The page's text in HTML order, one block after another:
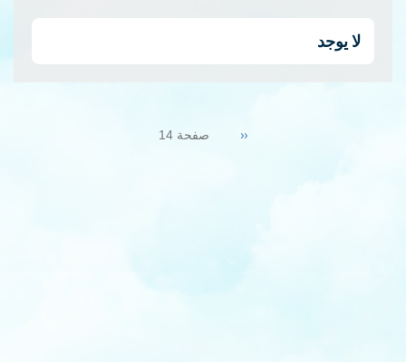
لا يوجد
Previous
‹‹ صفحة 14